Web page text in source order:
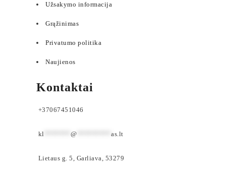
Užsakymo informacija
Grąžinimas
Privatumo politika
Naujienos
Kontaktai
+37067451046
kl @ as.lt
Lietaus g. 5, Garliava, 53279